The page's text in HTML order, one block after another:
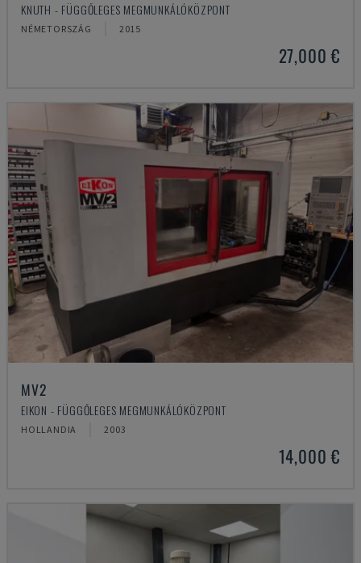
KNUTH - FÜGGŐLEGES MEGMUNKÁLÓKÖZPONT
NÉMETORSZÁG 2015
27,000 €
MV2
EIKON - FÜGGŐLEGES MEGMUNKÁLÓKÖZPONT
HOLLANDIA 2003
14,000 €